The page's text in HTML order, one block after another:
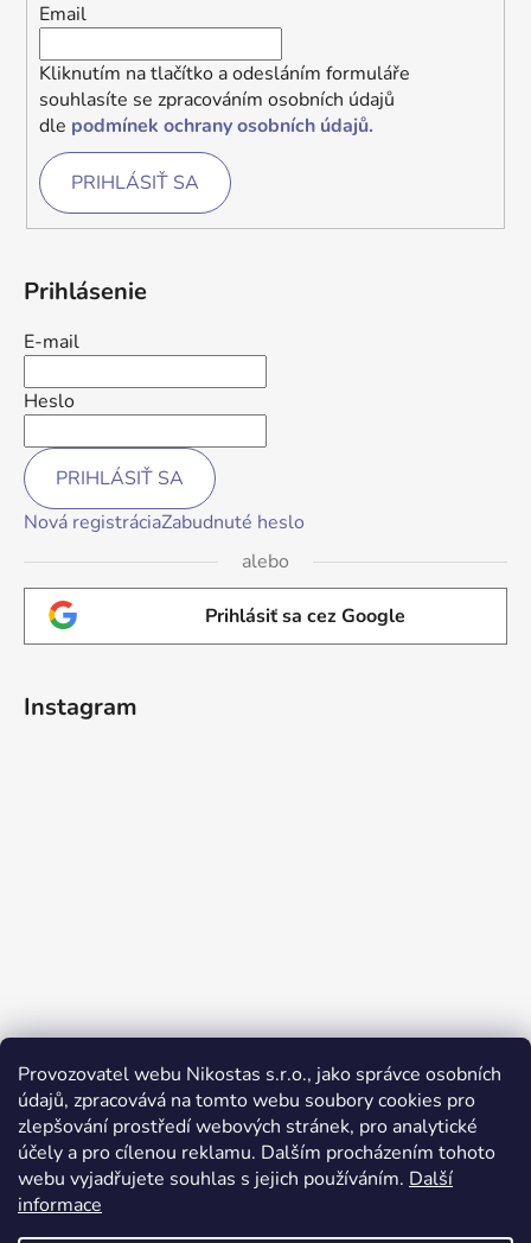
Provozovatel webu Nikostas s.r.o., jako správce osobních
údajů, zpracovává na tomto webu soubory cookies pro
zlepšování prostředí webových stránek, pro analytické
účely a pro cílenou reklamu. Dalším procházením tohoto
webu vyjadřujete souhlas s jejich používáním. Další
informace
Email
Kliknutím na tlačítko a odesláním formuláře
souhlasíte se zpracováním osobních údajů
dle podmínek ochrany osobních údajů.
PRIHLÁSIŤ SA
Prihlásenie
E-mail
Heslo
PRIHLÁSIŤ SA
Nová registráciaZabudnuté heslo
alebo
Prihlásiť sa cez Google
Instagram
Sledovať na Instagrame